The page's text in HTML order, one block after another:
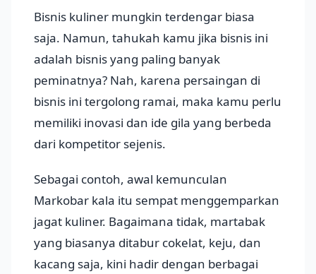
Bisnis kuliner mungkin terdengar biasa
saja. Namun, tahukah kamu jika bisnis ini
adalah bisnis yang paling banyak
peminatnya? Nah, karena persaingan di
bisnis ini tergolong ramai, maka kamu perlu
memiliki inovasi dan ide gila yang berbeda
dari kompetitor sejenis.
Sebagai contoh, awal kemunculan
Markobar kala itu sempat menggemparkan
jagat kuliner. Bagaimana tidak, martabak
yang biasanya ditabur cokelat, keju, dan
kacang saja, kini hadir dengan berbagai